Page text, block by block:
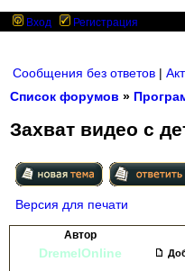
Вход Регистрация
Сообщения без ответов |
Список форумов »
Захват видео с
Версия для печати
Автор
DremelOnline